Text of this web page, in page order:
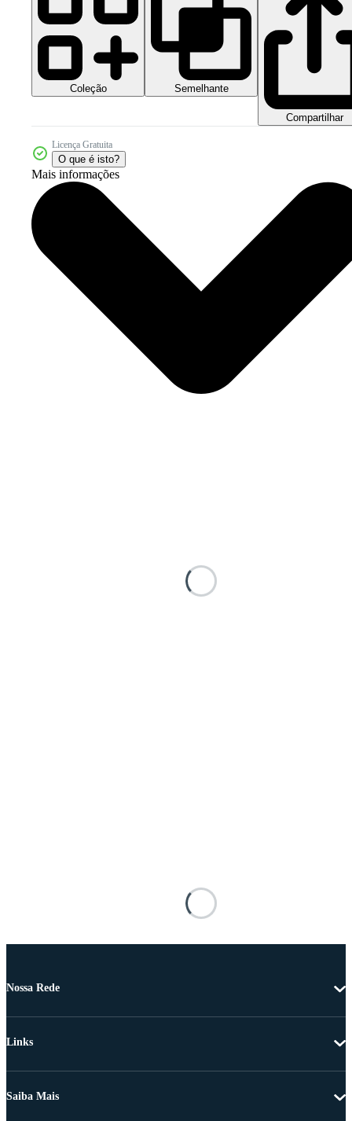
Coleção Semelhante
Compartilhar
Licença Gratuita
O que é isto?
Mais informações
Nossa Rede
Links
Saiba Mais